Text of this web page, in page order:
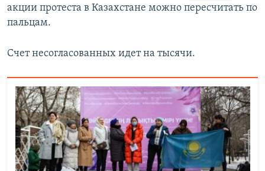
акции протеста в Казахстане можно пересчитать по
пальцам.
Счет несогласованных идет на тысячи.